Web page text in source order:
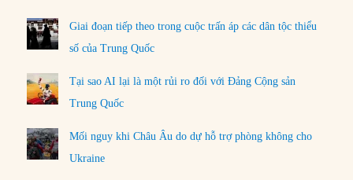
Giai đoạn tiếp theo trong cuộc trấn áp các dân tộc thiểu
số của Trung Quốc
Tại sao AI lại là một rủi ro đối với Đảng Cộng sản
Trung Quốc
Mối nguy khi Châu Âu do dự hỗ trợ phòng không cho
Ukraine